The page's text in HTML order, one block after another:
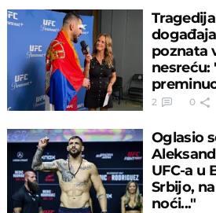
poznata
nesreću:
2 0
Oglasio
UFC-a u
Srbijo,
noći..."